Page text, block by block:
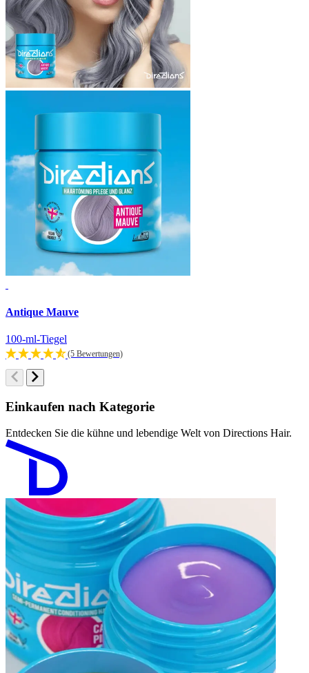
Antique Mauve
100-ml-Tiegel
(5 Bewertungen)
Einkaufen nach Kategorie
Entdecken Sie die kühne und lebendige Welt von Directions Hair.